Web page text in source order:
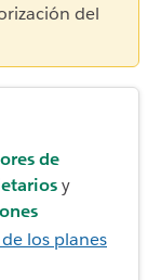
del
de
y
los planes